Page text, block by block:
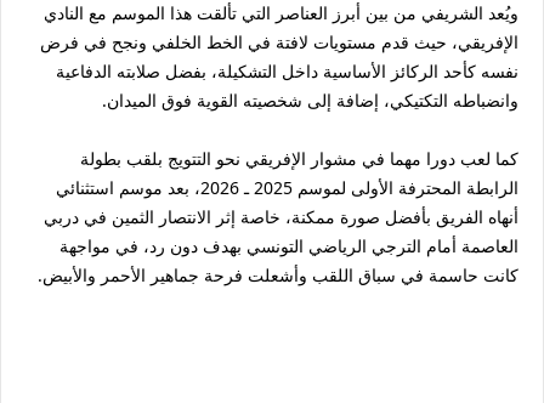
ويُعد الشريفي من بين أبرز العناصر التي تألقت هذا الموسم مع النادي
الإفريقي، حيث قدم مستويات لافتة في الخط الخلفي ونجح في فرض
نفسه كأحد الركائز الأساسية داخل التشكيلة، بفضل صلابته الدفاعية
وانضباطه التكتيكي، إضافة إلى شخصيته القوية فوق الميدان.
كما لعب دورا مهما في مشوار الإفريقي نحو التتويج بلقب بطولة
الرابطة المحترفة الأولى لموسم 2025 ـ 2026، بعد موسم استثنائي
أنهاه الفريق بأفضل صورة ممكنة، خاصة إثر الانتصار الثمين في دربي
العاصمة أمام الترجي الرياضي التونسي بهدف دون رد، في مواجهة
كانت حاسمة في سباق اللقب وأشعلت فرحة جماهير الأحمر والأبيض.